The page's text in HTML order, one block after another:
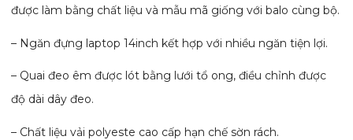
được làm bằng chất liệu và mẫu mã giống với balo cùng bộ.
– Ngăn đựng laptop 14inch kết hợp với nhiều ngăn tiện lợi.
– Quai đeo êm được lót bằng lưới tổ ong, điều chỉnh được
độ dài dây đeo.
– Chất liệu vải polyeste cao cấp hạn chế sờn rách.